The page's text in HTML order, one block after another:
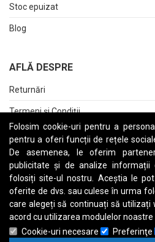
Folosim cookie-uri pentru a
pentru a oferi funcții de rețele
De asemenea, le oferim
publicitate și de analize
folosiți site-ul nostru. Aceștia le
oferite de dvs. sau culese în urma
care alegeți să continuați să utilizați
acord cu utilizarea modulelor noastre
Cookie-uri necesare
Preferinţe
Stoc epuizat
Blog
AFLĂ DESPRE
Returnări
Termeni și Condiții
Raport date personale
Cerere stergere cont
ABCDEFGHIJKLMNOP